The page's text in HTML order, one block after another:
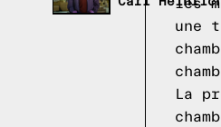
les
une
La